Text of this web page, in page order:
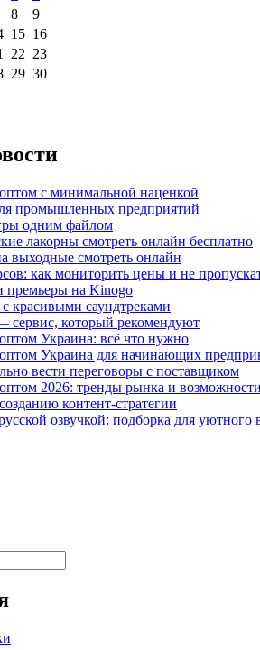
8
9
15 16
22 23
29 30
с минимальной наценкой
промышленных предприятий
одним файлом
лакорны смотреть онлайн бесплатно
выходные смотреть онлайн
как мониторить цены и не
премьеры на Kinogo
красивыми саундтреками
сервис, который рекомендуют
Украина: всё что нужно
Украина для начинающих
вести переговоры с поставщиком
2026: тренды рынка и возможности
контент-стратегии
озвучкой: подборка для уютного